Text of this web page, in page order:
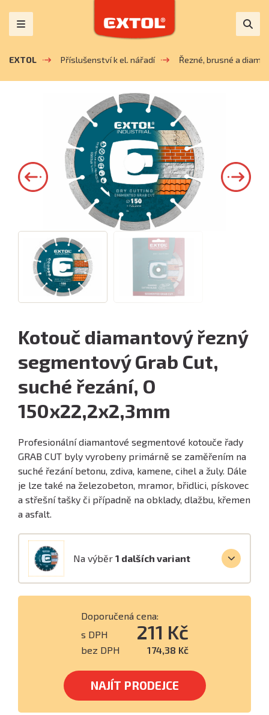
EXTOL Příslušenství k el. nářadí Řezné, brusné a
Kotouč diamantový řezný
segmentový Grab Cut,
suché řezání, O
150x22,2x2,3mm
Profesionální diamantové segmentové kotouče řady
GRAB CUT byly vyrobeny primárně se zaměřením na
suché řezání betonu, zdiva, kamene, cihel a žuly. Dále
je lze také na železobeton, mramor, břidlici, pískovec
a střešní tašky či případně na obklady, dlažbu, křemen
a asfalt.
Na výběr 1 dalších variant
Doporučená cena:
s DPH
211 Kč
bez DPH 174,38 Kč
NAJÍT PRODEJCE